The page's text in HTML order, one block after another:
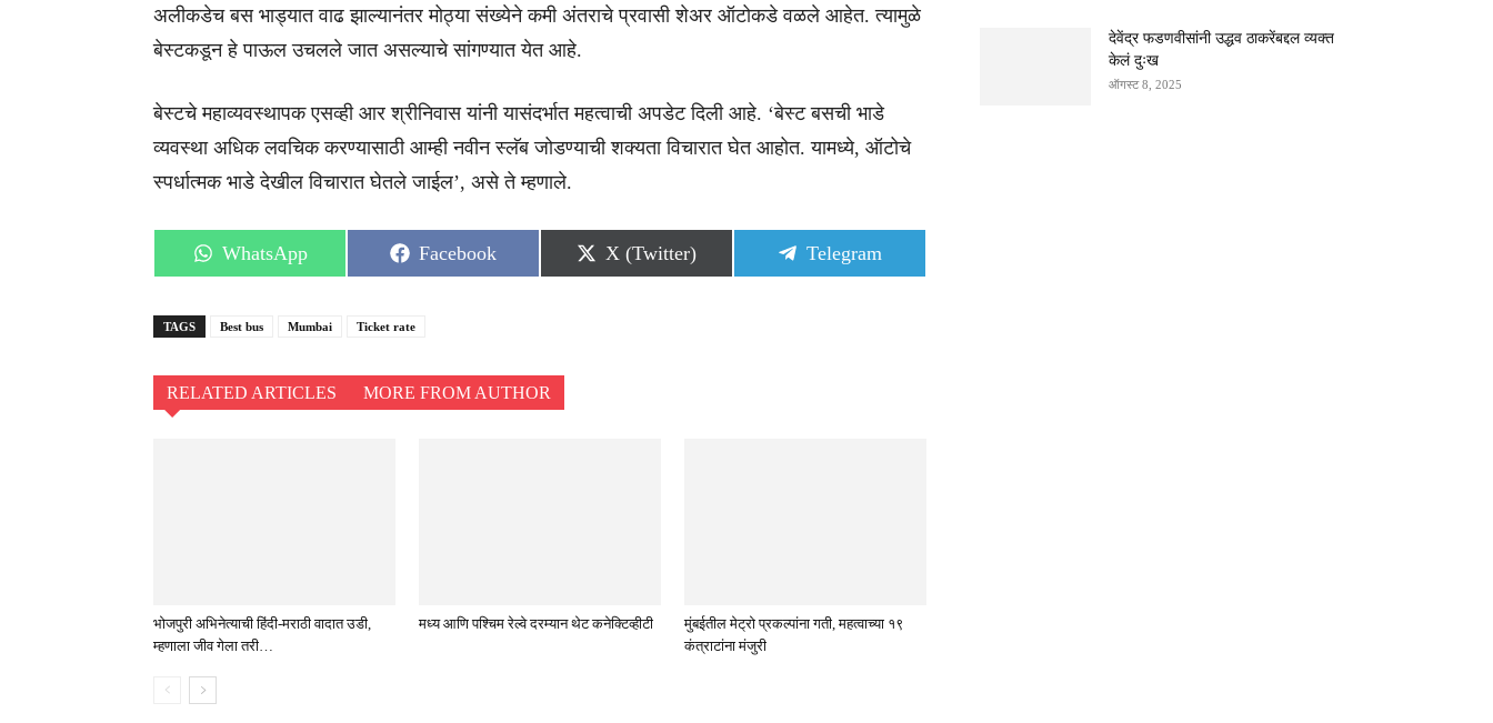
अलीकडेच बस भाड्यात वाढ झाल्यानंतर मोठ्या संख्येने कमी अंतराचे प्रवासी शेअर ऑटोकडे वळले आहेत. त्यामुळे
बेस्टकडून हे पाऊल उचलले जात असल्याचे सांगण्यात येत आहे.
बेस्टचे महाव्यवस्थापक एसव्ही आर श्रीनिवास यांनी यासंदर्भात महत्वाची अपडेट दिली आहे. ‘बेस्ट बसची भाडे
व्यवस्था अधिक लवचिक करण्यासाठी आम्ही नवीन स्लॅब जोडण्याची शक्यता विचारात घेत आहोत. यामध्ये, ऑटोचे
स्पर्धात्मक भाडे देखील विचारात घेतले जाईल’, असे ते म्हणाले.
Share
on
WhatsApp
Share
on
Facebook
Share
on
X (Twitter)
Share
on
Telegram
TAGS Best bus Mumbai Ticket rate
RELATED ARTICLES MORE FROM AUTHOR
भोजपुरी अभिनेत्याची हिंदी-मराठी वादात उडी,
म्हणाला जीव गेला तरी…
मध्य आणि पश्चिम रेल्वे दरम्यान थेट कनेक्टिव्हीटी
मुंबईतील मेट्रो प्रकल्पांना गती, महत्वाच्या १९
कंत्राटांना मंजुरी
देवेंद्र फडणवीसांनी उद्धव ठाकरेंबद्दल व्यक्त
केलं दुःख
ऑगस्ट 8, 2025